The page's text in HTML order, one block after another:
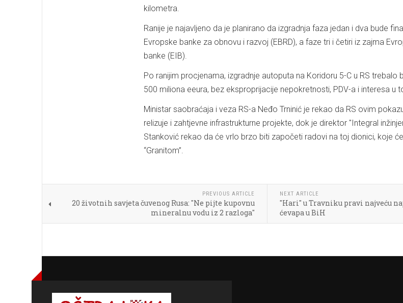
kilometra.
Ranije je najavljeno da je planirano da izgradnja faza jedan i dva bude
Evropske banke za obnovu i razvoj (EBRD), a faze tri i četiri iz zajma
banke (EIB).
Po ranijim procjenama, izgradnje autoputa na Koridoru 5-C u RS trebalo
500 miliona eeura, bez eksproprijacije nepokretnosti, PDV-a i interesa u
Ministar saobraćaja i veza RS-a Neđo Trninić je rekao da RS ovim
relizuje i zahtjevne infrastrukturne projekte, dok je direktor "Integral
Stanković rekao da će vrlo brzo biti započeti radovi na toj dionici, koje
“Granitom”.
PREVIOUS ARTICLE
20 životnih savjeta čuvenog Rusa: "Ne pijte kupovnu
mineralnu vodu iz 2 razloga"
NEXT ARTICLE
"Hari" u Travniku pravi najveću
ćevapa u BiH